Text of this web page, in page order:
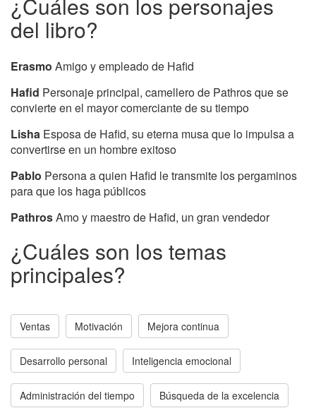
del libro?
Erasmo Amigo y empleado de Hafid
Hafid Personaje principal, camellero de Pathros que se
convierte en el mayor comerciante de su tiempo
Lisha Esposa de Hafid, su eterna musa que lo impulsa a
convertirse en un hombre exitoso
Pablo Persona a quien Hafid le transmite los pergaminos
para que los haga públicos
PathrosAmo y maestro de Hafid, un gran vendedor
¿Cuáles son los temas
principales?
Ventas Motivación Mejora continua
Desarrollo personal Inteligencia emocional
Administración del tiempo Búsqueda de la excelencia